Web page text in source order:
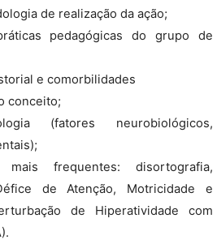
de realização da ação;
pedagógicas do grupo de
e comorbilidades
conceito;
(fatores neurobiológicos,
frequentes: disortografia,
de Atenção, Motricidade e
de Hiperatividade com